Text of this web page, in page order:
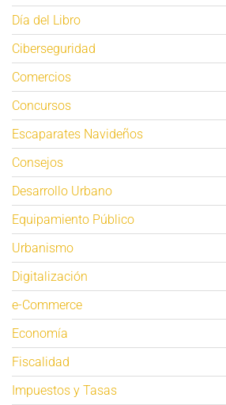
Día del Libro
Ciberseguridad
Comercios
Concursos
Escaparates Navideños
Consejos
Desarrollo Urbano
Equipamiento Público
Urbanismo
Digitalización
e-Commerce
Economía
Fiscalidad
Impuestos y Tasas